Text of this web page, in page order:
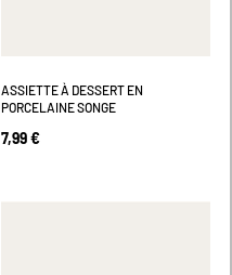
ASSIETTE À DESSERT EN
PORCELAINE SONGE
7,99 €